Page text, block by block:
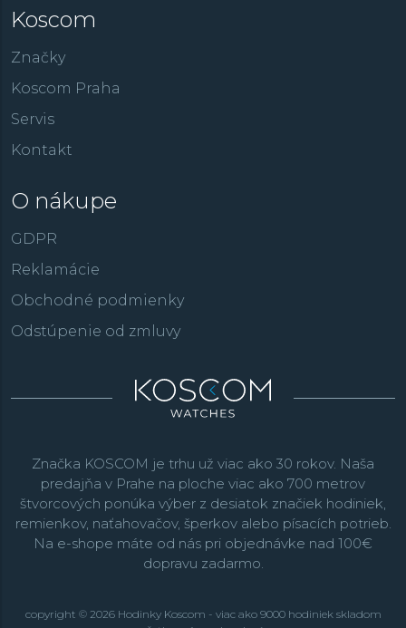
Koscom
Značky
Koscom Praha
Servis
Kontakt
O nákupe
GDPR
Reklamácie
Obchodné podmienky
Odstúpenie od zmluvy
Značka KOSCOM je trhu už viac ako 30 rokov. Naša
predajňa v Prahe na ploche viac ako 700 metrov
štvorcových ponúka výber z desiatok značiek hodiniek,
remienkov, naťahovačov, šperkov alebo písacích potrieb.
Na e-shope máte od nás pri objednávke nad 100€
dopravu zadarmo.
copyright © 2026 Hodinky Koscom - viac ako 9000 hodiniek skladom